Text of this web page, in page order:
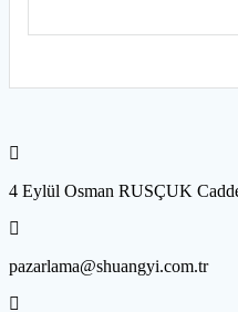
4 Eylül Osman RUSÇUK
pazarlama@shuangyi.com.tr